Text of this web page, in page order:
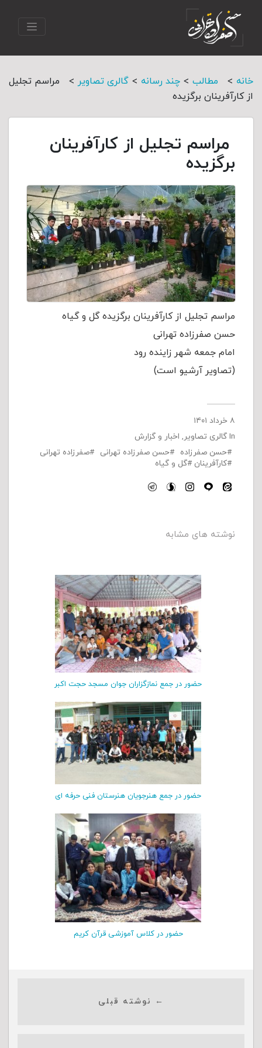
خانه > مطالب > چند رسانه > گالری تصاویر >
مراسم تجلیل
از کارآفرینان برگزیده
مراسم تجلیل از کارآفرینان
برگزیده
مراسم تجلیل از کارآفرینان برگزیده گل و گیاه
حسن صفرزاده تهرانی
امام جمعه شهر زاینده رود
(تصاویر آرشیو است)
۸ خرداد ۱۴۰۱
In گالری تصاویر, اخبار و گزارش
حسن صفرزاده
حسن صفرزاده تهرانی
صفرزاده تهرانی
کارآفرینان
گل و گیاه
نوشته های مشابه
حضور در جمع نمازگزاران جوان مسجد حجت اکبر
حضور در جمع هنرجویان هنرستان فنی حرفه ای
حضور در کلاس آموزشی قرآن کریم
← نوشته قبلی